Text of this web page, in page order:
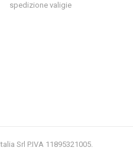
spedizione valigie
Srl P.IVA 11895321005.